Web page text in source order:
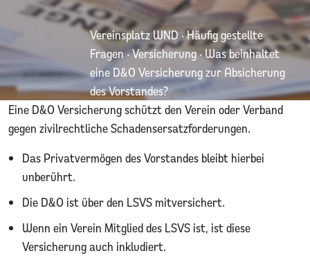
Vereinsplatz WND·Häufig gestellte
Fragen·Versicherung·Was beinhaltet
eine D&O Versicherung zur Absicherung
des Vorstandes?
Eine D&O Versicherung schützt den Verein oder Verband
gegen zivilrechtliche Schadensersatzforderungen.
Das Privatvermögen des Vorstandes bleibt hierbei
unberührt.
Die D&O ist über den LSVS mitversichert.
Wenn ein Verein Mitglied des LSVS ist, ist diese
Versicherung auch inkludiert.